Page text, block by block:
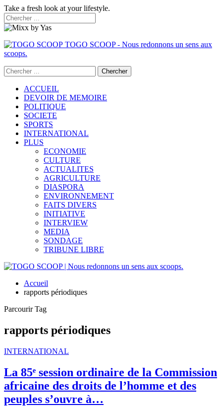
Take a fresh look at your lifestyle.
TOGO SCOOP - Nous redonnons un sens aux
scoops.
ACCUEIL
DEVOIR DE MEMOIRE
POLITIQUE
SOCIETE
SPORTS
INTERNATIONAL
PLUS
ECONOMIE
CULTURE
ACTUALITES
AGRICULTURE
DIASPORA
ENVIRONNEMENT
FAITS DIVERS
INITIATIVE
INTERVIEW
MEDIA
SONDAGE
TRIBUNE LIBRE
Accueil
rapports périodiques
Parcourir Tag
rapports périodiques
INTERNATIONAL
La 85ᵉ session ordinaire de la Commission
africaine des droits de l’homme et des
peuples s’ouvre à…